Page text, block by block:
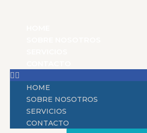
HOME
SOBRE NOSOTROS
SERVICIOS
CONTACTO